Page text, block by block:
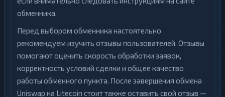
обменника.
Перед выбором обменника настоятельно
рекомендуем изучить отзывы пользователей. Отзывы
помогают оценить скорость обработки заявок,
корректность условий сделки и общее качество
работы обменного пункта. После завершения обмена
Uniswap на Litecoin стоит также оставить свой отзыв —